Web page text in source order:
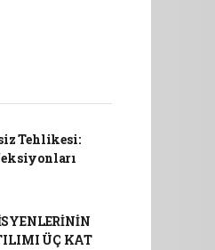
Tehlikesi:
ÜÇ KAT